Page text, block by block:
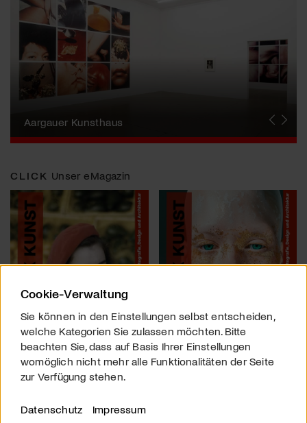
Künstlerin
Aargauer Kunsthaus
Gewerbemuseum Winterthur
Liste Art Fair Basel
Bündner Kunstmuseum
Künstler:innen Portraits
Junge Schweizer Kunst
Vögele Kultur Zentrum
Nidwaldner Museum
Haus für Kunst Uri
CLICK Unser eMagazin
Cookie-Verwaltung
Sie können in den Einstellungen selbst entscheiden,
welche Kategorien Sie zulassen möchten. Bitte
beachten Sie, dass auf Basis Ihrer Einstellungen
womöglich nicht mehr alle Funktionalitäten der Seite
zur Verfügung stehen.
Datenschutz Impressum